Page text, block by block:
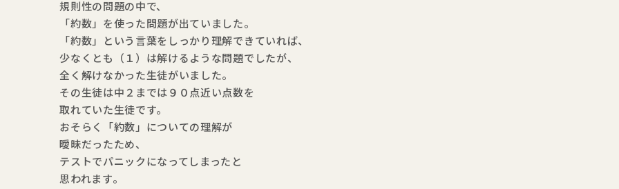
規則性の問題の中で、
「約数」を使った問題が出ていました。
「約数」という言葉をしっかり理解できていれば、
少なくとも（１）は解けるような問題でしたが、
全く解けなかった生徒がいました。
その生徒は中２までは９０点近い点数を
取れていた生徒です。
おそらく「約数」についての理解が
曖昧だったため、
テストでパニックになってしまったと
思われます。